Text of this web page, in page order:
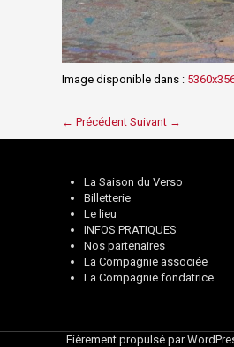
Image disponible dans :
← Précédent Suivant →
La Saison du Verso
Billetterie
Le lieu
INFOS PRATIQUES
Nos partenaires
La Compagnie associée
La Compagnie fondatrice
Fièrement propulsé par